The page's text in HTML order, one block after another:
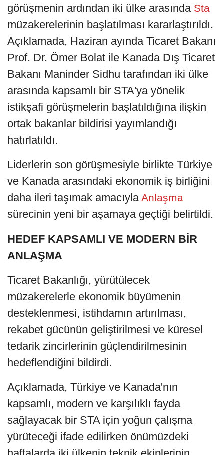
görüşmenin ardından iki ülke arasında Sta
müzakerelerinin başlatılması kararlaştırıldı.
Açıklamada, Haziran ayında Ticaret Bakanı
Prof. Dr. Ömer Bolat ile Kanada Dış Ticaret
Bakanı Maninder Sidhu tarafından iki ülke
arasında kapsamlı bir STA'ya yönelik
istikşafi görüşmelerin başlatıldığına ilişkin
ortak bakanlar bildirisi yayımlandığı
hatırlatıldı.
Liderlerin son görüşmesiyle birlikte Türkiye
ve Kanada arasındaki ekonomik iş birliğini
daha ileri taşımak amacıyla Anlaşma
sürecinin yeni bir aşamaya geçtiği belirtildi.
HEDEF KAPSAMLI VE MODERN BİR
ANLAŞMA
Ticaret Bakanlığı, yürütülecek
müzakerelerle ekonomik büyümenin
desteklenmesi, istihdamın artırılması,
rekabet gücünün geliştirilmesi ve küresel
tedarik zincirlerinin güçlendirilmesinin
hedeflendiğini bildirdi.
Açıklamada, Türkiye ve Kanada'nın
kapsamlı, modern ve karşılıklı fayda
sağlayacak bir STA için yoğun çalışma
yürüteceği ifade edilirken önümüzdeki